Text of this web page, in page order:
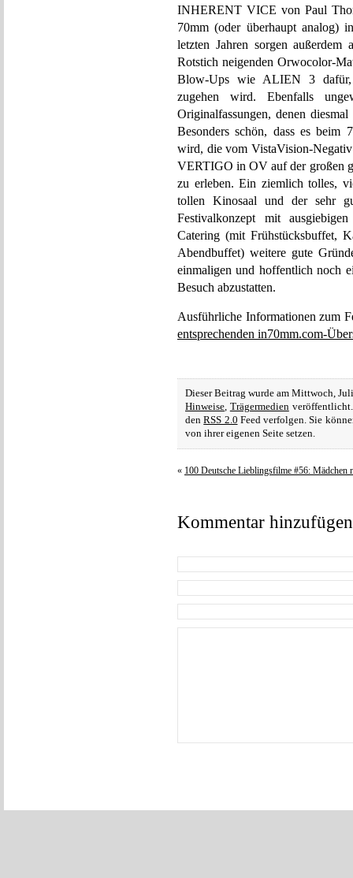
INHERENT VICE von Paul
70mm (oder überhaupt analog)
letzten Jahren sorgen
Rotstich neigenden Orwocolor-
Blow-Ups wie ALIEN 3 dafür,
zugehen wird. Ebenfalls
Originalfassungen, denen
Besonders schön, dass es beim
wird, die vom VistaVision-
VERTIGO in OV auf der großen
zu erleben. Ein ziemlich tolles,
tollen Kinosaal und der sehr
Festivalkonzept mit
Catering (mit Frühstücksbuffet,
Abendbuffet) weitere gute
einmaligen und hoffentlich noch
Besuch abzustatten.
Ausführliche Informationen zum
entsprechenden in70mm.com-
Dieser Beitrag wurde am Mittwoch,
Hinweise, Trägermedienveröffentlicht.
denRSS 2.0 Feed verfolgen. Sie
von ihrer eigenen Seite setzen.
« 100 Deutsche Lieblingsfilme #56: Mädchen
Kommentar hinzufügen